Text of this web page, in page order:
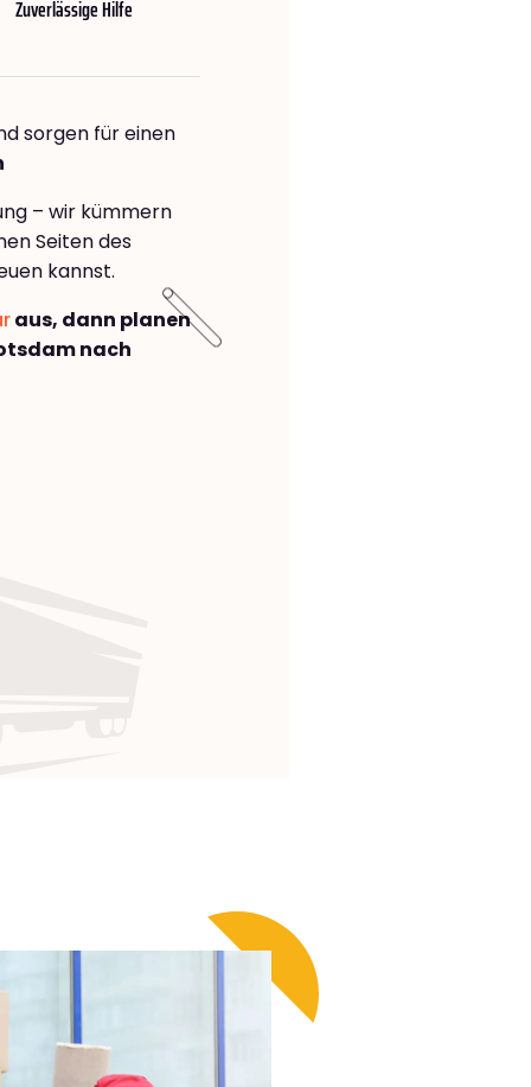
Zuverlässige Hilfe
sorgen für einen
– wir kümmern
Seiten des
kannst.
aus, dann planen
nach